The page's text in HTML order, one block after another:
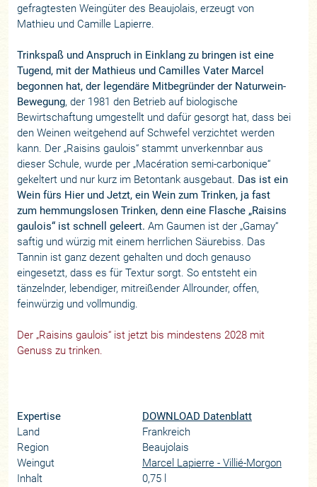
gefragtesten Weingüter des Beaujolais, erzeugt von
Mathieu und Camille Lapierre.
Trinkspaß und Anspruch in Einklang zu bringen ist eine
Tugend, mit der Mathieus und Camilles Vater Marcel
begonnen hat, der legendäre Mitbegründer der Naturwein-
Bewegung, der 1981 den Betrieb auf biologische
Bewirtschaftung umgestellt und dafür gesorgt hat, dass bei
den Weinen weitgehend auf Schwefel verzichtet werden
kann. Der „Raisins gaulois“ stammt unverkennbar aus
dieser Schule, wurde per „Macération semi-carbonique“
gekeltert und nur kurz im Betontank ausgebaut. Das ist ein
Wein fürs Hier und Jetzt, ein Wein zum Trinken, ja fast
zum hemmungslosen Trinken, denn eine Flasche „Raisins
gaulois“ ist schnell geleert. Am Gaumen ist der „Gamay“
saftig und würzig mit einem herrlichen Säurebiss. Das
Tannin ist ganz dezent gehalten und doch genauso
eingesetzt, dass es für Textur sorgt. So entsteht ein
tänzelnder, lebendiger, mitreißender Allrounder, offen,
feinwürzig und vollmundig.
Der „Raisins gaulois“ ist jetzt bis mindestens 2028 mit
Genuss zu trinken.
Expertise
DOWNLOAD Datenblatt
Land
Frankreich
Region
Beaujolais
Weingut
Marcel Lapierre - Villié-Morgon
Inhalt
0,75 l